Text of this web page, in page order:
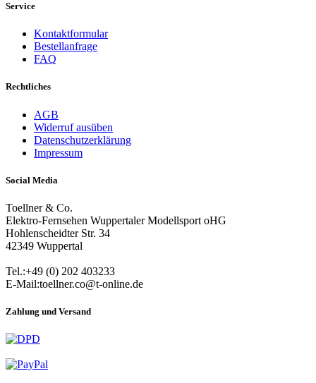
Service
Kontaktformular
Bestellanfrage
FAQ
Rechtliches
AGB
Widerruf ausüben
Datenschutzerklärung
Impressum
Social Media
Toellner & Co.
Elektro-Fernsehen Wuppertaler Modellsport oHG
Hohlenscheidter Str. 34
42349 Wuppertal
Tel.:+49 (0) 202 403233
E-Mail:toellner.co@t-online.de
Zahlung und Versand